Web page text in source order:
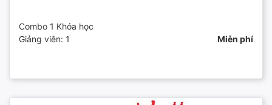
Combo 1 Khóa học
Giảng viên: 1
Miễn phí